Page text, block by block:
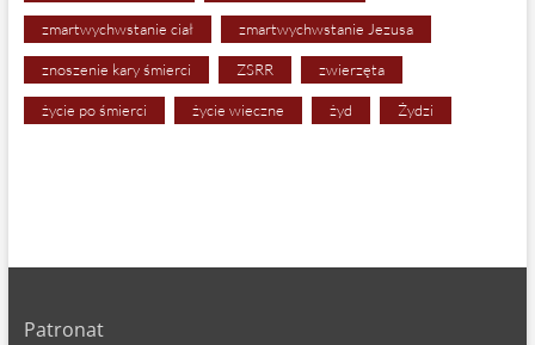
zmartwychwstanie ciał zmartwychwstanie Jezusa
znoszenie kary śmierci ZSRR zwierzęta
życie po śmierci życie wieczne żyd Żydzi
Patronat